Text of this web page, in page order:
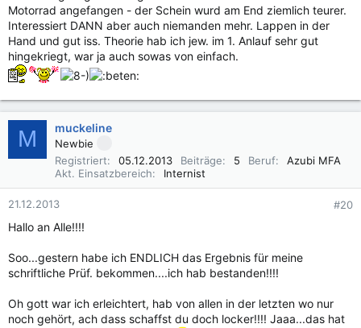
Motorrad angefangen - der Schein wurd am End ziemlich teurer.
Interessiert DANN aber auch niemanden mehr. Lappen in der
Hand und gut iss. Theorie hab ich jew. im 1. Anlauf sehr gut
hingekriegt, war ja auch sowas von einfach.
M muckeline
Newbie
Registriert
05.12.2013 Beiträge 5 Beruf
Azubi MFA
Akt. Einsatzbereich
Internist
21.12.2013 #20
Hallo an Alle!!!!
Soo...gestern habe ich ENDLICH das Ergebnis für meine
schriftliche Prüf. bekommen....ich hab bestanden!!!!
Oh gott war ich erleichtert, hab von allen in der letzten wo nur
noch gehört, ach dass schaffst du doch locker!!!! Jaaa...das hat